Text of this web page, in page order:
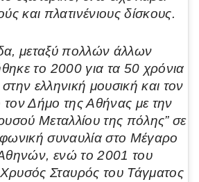
και πλατινένιους δίσκους.
μεταξύ πολλών άλλων
το 2000 για τα 50 χρόνια
ελληνική μουσική και τον
τον Δήμο της Αθήνας με την
Μεταλλίου της πόλης” σε
συναυλία στο Μέγαρο
ενώ το 2001 του
Σταυρός του Τάγματος